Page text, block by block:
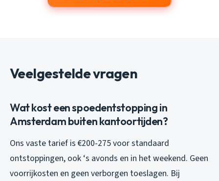
Veelgestelde vragen
Wat kost een spoedentstopping in
Amsterdam buiten kantoortijden?
Ons vaste tarief is €200-275 voor standaard
ontstoppingen, ook ‘s avonds en in het weekend. Geen
voorrijkosten en geen verborgen toeslagen. Bij